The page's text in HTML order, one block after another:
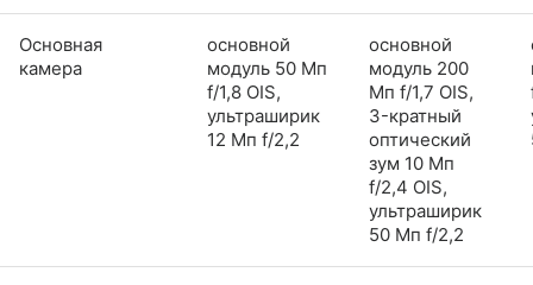
Основная
камера
основной
модуль 50 Мп
f/1,8 OIS,
ультраширик
12 Мп f/2,2
основной
модуль 200
Мп f/1,7 OIS,
3-кратный
оптический
зум 10 Мп
f/2,4 OIS,
ультраширик
50 Мп f/2,2